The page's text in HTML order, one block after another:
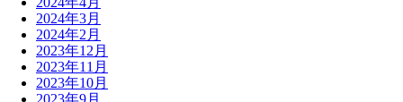
2024年3月
2024年2月
2023年12月
2023年11月
2023年10月
2023年9月